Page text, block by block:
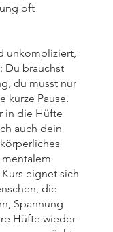
oft
unkompliziert,
Du brauchst
du musst nur
kurze Pause.
in die Hüfte
auch dein
mentalem
eignet sich
die
Spannung
Hüfte wieder